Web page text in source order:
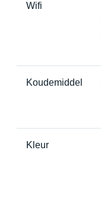
Wifi
Koudemiddel
Kleur